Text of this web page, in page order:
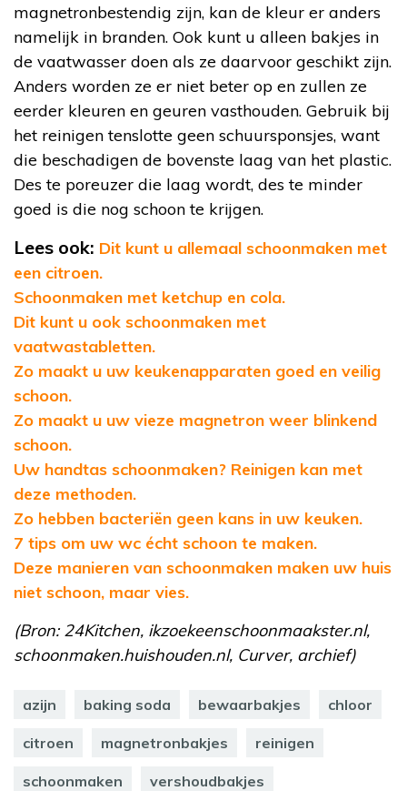
magnetronbestendig zijn, kan de kleur er anders
namelijk in branden. Ook kunt u alleen bakjes in
de vaatwasser doen als ze daarvoor geschikt zijn.
Anders worden ze er niet beter op en zullen ze
eerder kleuren en geuren vasthouden. Gebruik bij
het reinigen tenslotte geen schuursponsjes, want
die beschadigen de bovenste laag van het plastic.
Des te poreuzer die laag wordt, des te minder
goed is die nog schoon te krijgen.
Lees ook: Dit kunt u allemaal schoonmaken met
een citroen.
Schoonmaken met ketchup en cola.
Dit kunt u ook schoonmaken met
vaatwastabletten.
Zo maakt u uw keukenapparaten goed en veilig
schoon.
Zo maakt u uw vieze magnetron weer blinkend
schoon.
Uw handtas schoonmaken? Reinigen kan met
deze methoden.
Zo hebben bacteriën geen kans in uw keuken.
7 tips om uw wc écht schoon te maken.
Deze manieren van schoonmaken maken uw huis
niet schoon, maar vies.
(Bron: 24Kitchen, ikzoekeenschoonmaakster.nl,
schoonmaken.huishouden.nl, Curver, archief)
azijn baking soda bewaarbakjes chloor
citroen magnetronbakjes reinigen
schoonmaken vershoudbakjes